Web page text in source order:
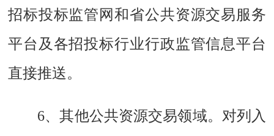
招标投标监管网和省公共资源交易服务
平台及各招投标行业行政监管信息平台
直接推送。
6、其他公共资源交易领域。 对列入